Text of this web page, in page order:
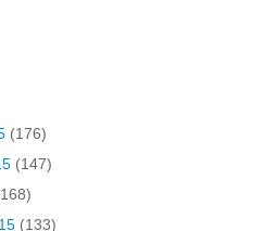
(176)
(147)
(133)